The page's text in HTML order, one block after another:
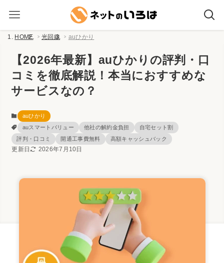
HOME 光回線 auひかり
【2026年最新】auひかりの評判・口
コミを徹底解説！本当におすすめな
サービスなの？
auひかり
auスマートバリュー
他社の解約金負担
自宅セット割
評判・口コミ
開通工事費無料 高額キャッシュバック
更新日 2026年7月10日